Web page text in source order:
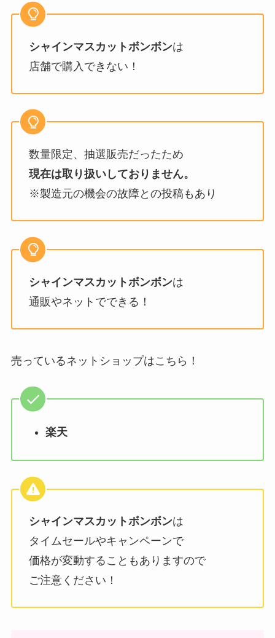
シャインマスカットボンボンは
店舗で購入できない！
数量限定、抽選販売だったため
現在は取り扱いしておりません。
※製造元の機会の故障との投稿もあり
シャインマスカットボンボンは
通販やネットでできる！
売っているネットショップはこちら！
楽天
シャインマスカットボンボンは
タイムセールやキャンペーンで
価格が変動することもありますので
ご注意ください！